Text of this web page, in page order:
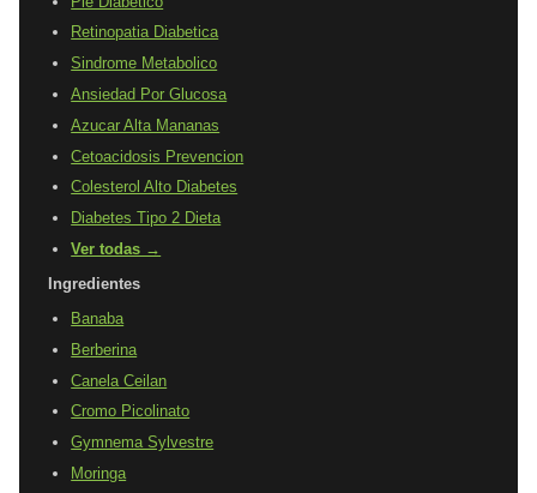
Retinopatia Diabetica
Sindrome Metabolico
Ansiedad Por Glucosa
Azucar Alta Mananas
Cetoacidosis Prevencion
Colesterol Alto Diabetes
Diabetes Tipo 2 Dieta
Ver todas →
Ingredientes
Banaba
Berberina
Canela Ceilan
Cromo Picolinato
Gymnema Sylvestre
Moringa